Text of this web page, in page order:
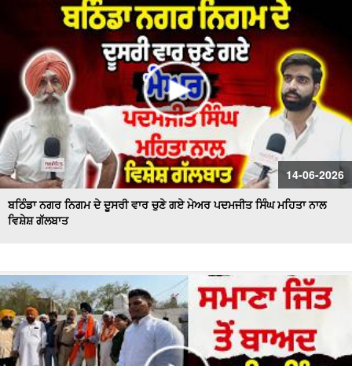
14-06-2026
ਬਠਿੰਡਾ ਨਗਰ ਨਿਗਮ ਦੇ ਦੂਸਰੀ ਵਾਰ ਚੁਣੇ ਗਏ ਮੇਅਰ ਪਦਮਜੀਤ ਸਿੰਘ ਮਹਿਤਾ ਨਾਲ
ਵਿਸ਼ੇਸ਼ ਗੱਲਬਾਤ